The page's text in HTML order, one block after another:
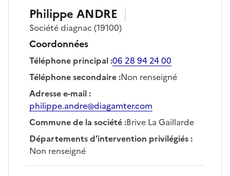
Philippe ANDRE
Sociétédiagnac(19100)
Coordonnées
Téléphone principal:06 28 94 24 00
Téléphone secondaire:Non renseigné
Adresse e-mail:
philippe.andre@diagamter.com
Commune de la société:Brive La Gaillarde
Départements d’intervention privilégiés:
Non renseigné